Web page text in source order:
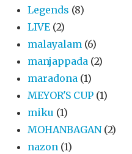
Legends (8)
LIVE (2)
malayalam (6)
manjappada (2)
maradona (1)
MEYOR'S CUP (1)
miku (1)
MOHANBAGAN (2)
nazon (1)